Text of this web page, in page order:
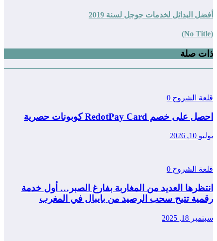
أفضل البدائل لخدمات جوجل لسنة 2019
(No Title)
ذات صلة
قلعة الشروح 0
احصل على خصم RedotPay Card كوبونات حصرية
يوليو 10, 2026
قلعة الشروح 0
انتظرها العديد من المغاربة بفارغ الصبر… أول خدمة
رقمية تتيح سحب الرصيد من بايبال في المغرب
سبتمبر 18, 2025